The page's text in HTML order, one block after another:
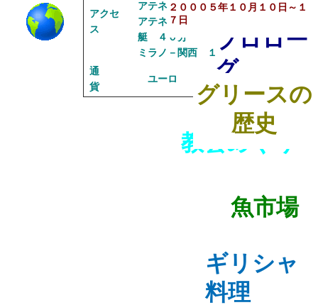
ギリシャ
料理
２０００５年１０月１０日～１
７日
魚市場
グリースの
歴史
プロロー
グ
教会めぐり
アクセ
ス
アテネ２時間30分
アテネ・ピレウス港－エギナ島 高速
艇 ４０分
ミラノ－関西 １１時間４０分
通
貨
ユーロ